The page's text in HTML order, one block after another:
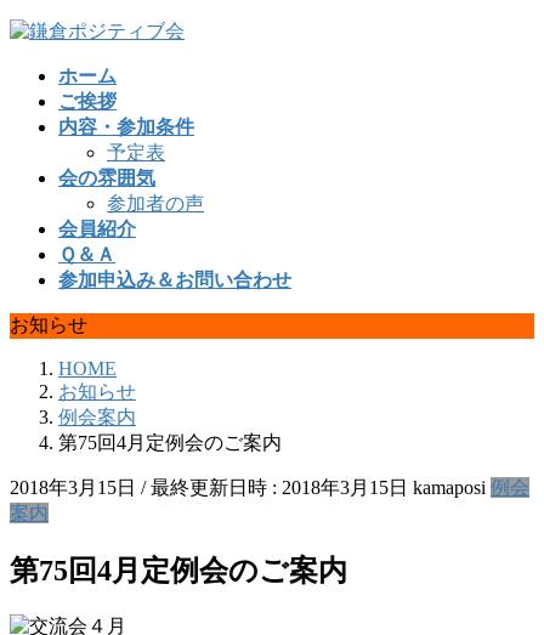
コ
ナ
ホーム
ご挨拶
内容・参加条件
予定表
会の雰囲気
参加者の声
会員紹介
Ｑ＆Ａ
参加申込み＆お問い合わせ
お知らせ
HOME
お知らせ
例会案内
第75回4月定例会のご案内
2018年3月15日 / 最終更新日時 : 2018年3月15日 kamaposi 例会
案内
第75回4月定例会のご案内